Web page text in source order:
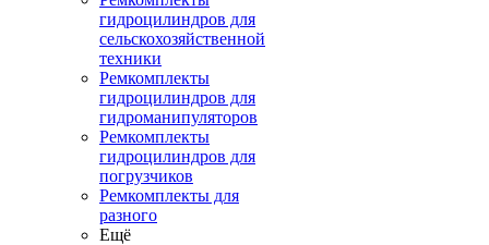
гидроцилиндров для
сельскохозяйственной
техники
Ремкомплекты
гидроцилиндров для
гидроманипуляторов
Ремкомплекты
гидроцилиндров для
погрузчиков
Ремкомплекты для
разного
Ещё